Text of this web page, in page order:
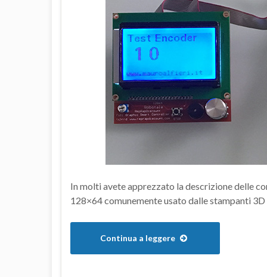
In molti avete apprezzato la descrizione delle
128×64 comunemente usato dalle stampanti
Continua a leggere